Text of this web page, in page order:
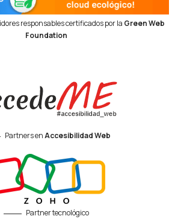
responsables certificados por la Green Web
Foundation
Partners enAccesibilidad Web
Partner tecnológico